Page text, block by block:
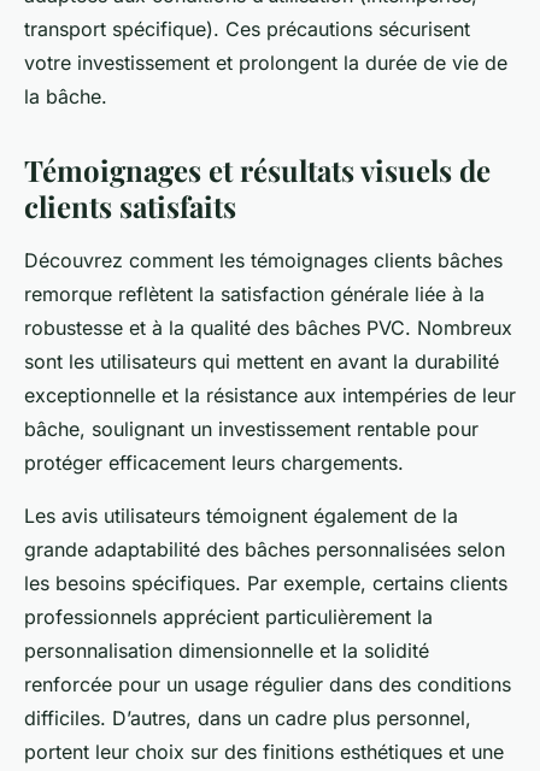
transport spécifique). Ces précautions sécurisent
votre investissement et prolongent la durée de vie de
la bâche.
Témoignages et résultats visuels de
clients satisfaits
Découvrez comment les témoignages clients bâches
remorque reflètent la satisfaction générale liée à la
robustesse et à la qualité des bâches PVC. Nombreux
sont les utilisateurs qui mettent en avant la durabilité
exceptionnelle et la résistance aux intempéries de leur
bâche, soulignant un investissement rentable pour
protéger efficacement leurs chargements.
Les avis utilisateurs témoignent également de la
grande adaptabilité des bâches personnalisées selon
les besoins spécifiques. Par exemple, certains clients
professionnels apprécient particulièrement la
personnalisation dimensionnelle et la solidité
renforcée pour un usage régulier dans des conditions
difficiles. D’autres, dans un cadre plus personnel,
portent leur choix sur des finitions esthétiques et une